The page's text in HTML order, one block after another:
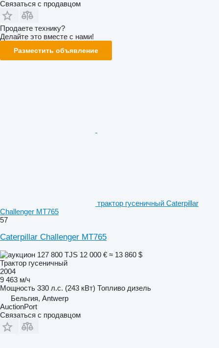
Связаться с продавцом
Продаете технику?
Делайте это вместе с нами!
Разместить объявление
трактор гусеничный Caterpillar
Challenger MT765
57
Caterpillar Challenger MT765
127 800 TJS 12 000 € ≈ 13 860 $
Трактор гусеничный
2004
9 463 м/ч
Мощность 330 л.с. (243 кВт) Топливо дизель
Бельгия, Antwerp
AuctionPort
Связаться с продавцом